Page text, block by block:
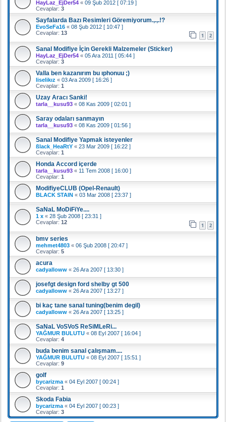
HayLaz_EjDer54 « 09 Şub 2012 [ 07:19 ]
Cevaplar: 3
Sayfalarda Bazı Resimleri Göremiyorum.,.,.!?
EvoSeFa16 « 08 Şub 2012 [ 10:47 ]
Cevaplar: 13 1 2
Sanal Modifiye İçin Gerekli Malzemeler (Sticker)
HayLaz_EjDer54 « 05 Ara 2011 [ 05:44 ]
Cevaplar: 3
Valla ben kazanırım bu ıphonuu ;)
liselikız « 03 Ara 2009 [ 16:26 ]
Cevaplar: 1
Uzay Aracı Sanki!
tarla__kusu93 « 08 Kas 2009 [ 02:01 ]
Saray odaları sanmayın
tarla__kusu93 « 08 Kas 2009 [ 01:56 ]
Sanal Modifiye Yapmak isteyenler
ßlack_HeaRtY « 23 Mar 2009 [ 16:22 ]
Cevaplar: 1
Honda Accord içerde
tarla__kusu93 « 11 Tem 2008 [ 16:00 ]
Cevaplar: 1
ModifiyeCLUB (Opel-Renault)
BLACK STAIN « 03 Mar 2008 [ 23:37 ]
SaNaL MoDiFiYe....
1 x « 28 Şub 2008 [ 23:31 ]
Cevaplar: 12 1 2
bmv series
mehmet4803 « 06 Şub 2008 [ 20:47 ]
Cevaplar: 5
acura
cadyalloww « 26 Ara 2007 [ 13:30 ]
josefgt design ford shelby gt 500
cadyalloww « 26 Ara 2007 [ 13:27 ]
bi kaç tane sanal tuning(benim degil)
cadyalloww « 26 Ara 2007 [ 13:25 ]
SaNaL VoSVoS ReSiMLeRi...
YAĞMUR BULUTU « 08 Eyl 2007 [ 16:04 ]
Cevaplar: 4
buda benim sanal çalışmam....
YAĞMUR BULUTU « 08 Eyl 2007 [ 15:51 ]
Cevaplar: 9
golf
bycarizma « 04 Eyl 2007 [ 00:24 ]
Cevaplar: 1
Skoda Fabia
bycarizma « 04 Eyl 2007 [ 00:23 ]
Cevaplar: 3